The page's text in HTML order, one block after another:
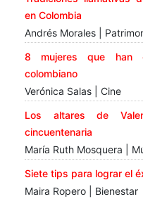
en Colombia
Andrés Morales |
8 mujeres que han
colombiano
Verónica Salas | Cine
Los altares de
cincuentenaria
María Ruth Mosquera |
Siete tips para lograr el
Maira Ropero | Bienestar